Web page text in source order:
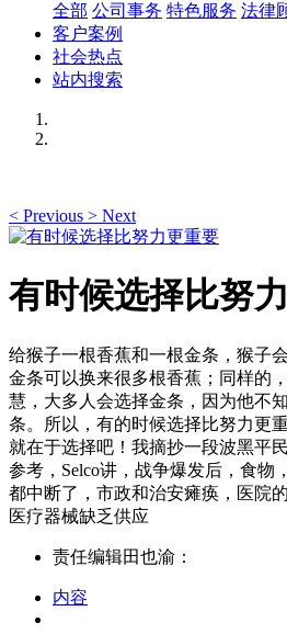
全部 公司事务 特色服务 法律
客户案例
社会热点
站内搜索
< Previous > Next
有时候选择比努
给猴子一根香蕉和一根金条，猴子
金条可以换来很多根香蕉；同样的
慧，大多人会选择金条，因为他不
条。所以，有的时候选择比努力更
就在于选择吧！我摘抄一段波黑平
参考，Selco讲，战争爆发后，食物
都中断了，市政和治安瘫痪，医院
医疗器械缺乏供应
责任编辑田也渝：
内容